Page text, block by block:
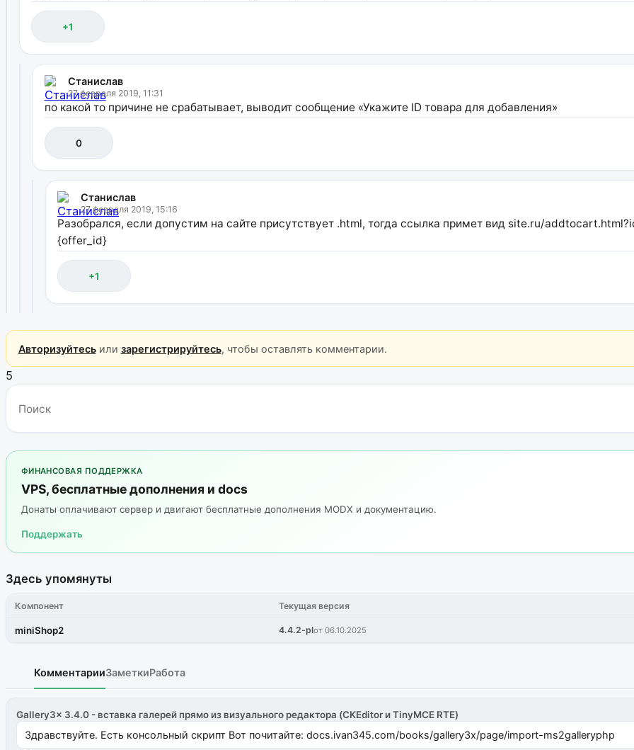
+1
Станислав
27 февраля 2019, 11:31
по какой то причине не срабатывает, выводит сообщение «Укажите ID товара для добавления»
0
Станислав
27 февраля 2019, 15:16
Разобрался, если допустим на сайте присутствует .html, тогда ссылка примет вид site.ru/
{offer_id}
+1
Авторизуйтесьили зарегистрируйтесь, чтобы оставлять комментарии.
5
ФИНАНСОВАЯ ПОДДЕРЖКА
VPS, бесплатные дополнения и docs
Донаты оплачивают сервер и двигают бесплатные дополнения MODX и документацию.
Поддержать
Здесь упомянуты
Компонент Текущая версия
miniShop2 4.4.2-plот 06.10.2025
КомментарииЗаметкиРабота
Gallery3x 3.4.0 - вставка галерей прямо из визуального редактора (CKEditor и TinyMCE RTE)
Здравствуйте. Есть консольный скрипт Вот почитайте: docs.ivan345.com/books/gallery3x/page/import-ms2galleryphp